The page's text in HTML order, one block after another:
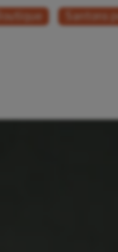
Boutique Santons